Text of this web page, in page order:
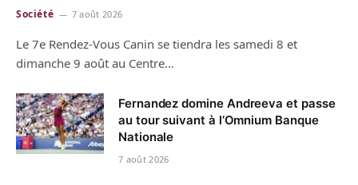
Société 7 août 2026
Le 7e Rendez-Vous Canin se tiendra les samedi 8 et
dimanche 9 août au Centre…
Fernandez domine Andreeva et passe
au tour suivant à l’Omnium Banque
Nationale
7 août 2026